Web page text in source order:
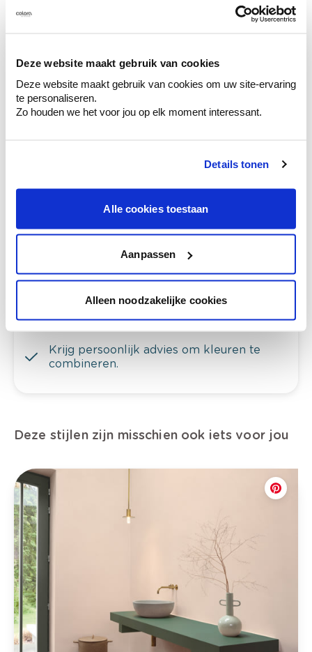
Deze website maakt gebruik van cookies
Deze website maakt gebruik van cookies om uw site-ervaring
te personaliseren.
Zo houden we het voor jou op elk moment interessant.
Details tonen
Alle cookies toestaan
Aanpassen
Alleen noodzakelijke cookies
Kleuradvies aan huis
Ga samen met de kleuradviseur door je
ruimtes.
Krijg kleuradvies op basis van de lichtinval
Krijg ineens een technologische check-up
Bekijk je kleur in de winkel
Ontdek er kleurechte stalen van je
kleurenselectie.
Bekijk er de bijhorende tinten om je kleur
te verfijnen.
Krijg persoonlijk advies om kleuren te
combineren.
Deze stijlen zijn misschien ook iets voor jou